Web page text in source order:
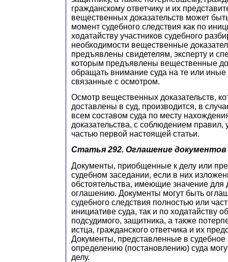
гражданскому ответчику и их
вещественных доказательств может
момент судебного следствия как по
ходатайству участников судебного
необходимости вещественные
предъявлены свидетелям, эксперту и
которым предъявлены вещественные
обращать внимание суда на те или иные
связанные с осмотром.
Осмотр вещественных доказательств,
доставлены в суд, производится, в
всем составом суда по месту
доказательства, с соблюдением правил,
частью первой настоящей статьи.
Статья 292. Оглашение документов
Документы, приобщенные к делу или
судебном заседании, если в них
обстоятельства, имеющие значение для
оглашению. Документы могут быть
судебного следствия полностью или
инициативе суда, так и по ходатайству
подсудимого, защитника, а также
истца, гражданского ответчика и их
Документы, представленные в судебное
определению (постановлению) суда
делу.